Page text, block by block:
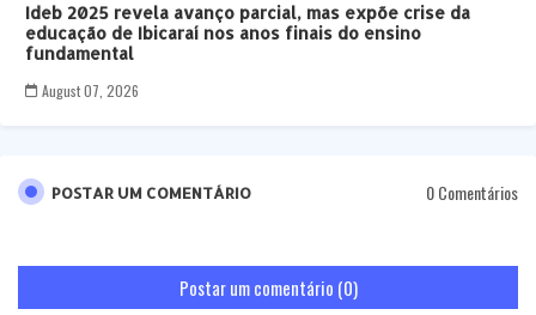
Ideb 2025 revela avanço parcial, mas expõe crise da
educação de Ibicaraí nos anos finais do ensino
fundamental
August 07, 2026
POSTAR UM COMENTÁRIO 0 Comentários
Postar um comentário (0)